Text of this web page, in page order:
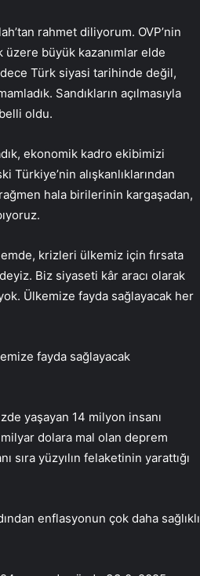
rahmet diliyorum. OVP’nin
üzere büyük kazanımlar elde
Türk siyasi tarihinde değil,
Sandıkların açılmasıyla
oldu.
ekonomik kadro ekibimizi
Türkiye’nin alışkanlıklarından
hala birilerinin kargaşadan,
krizleri ülkemiz için fırsata
Biz siyaseti kâr aracı olarak
Ülkemize fayda sağlayacak her
fayda sağlayacak
yaşayan 14 milyon insanı
dolara mal olan deprem
sıra yüzyılın felaketinin yarattığı
enflasyonun çok daha sağlıklı